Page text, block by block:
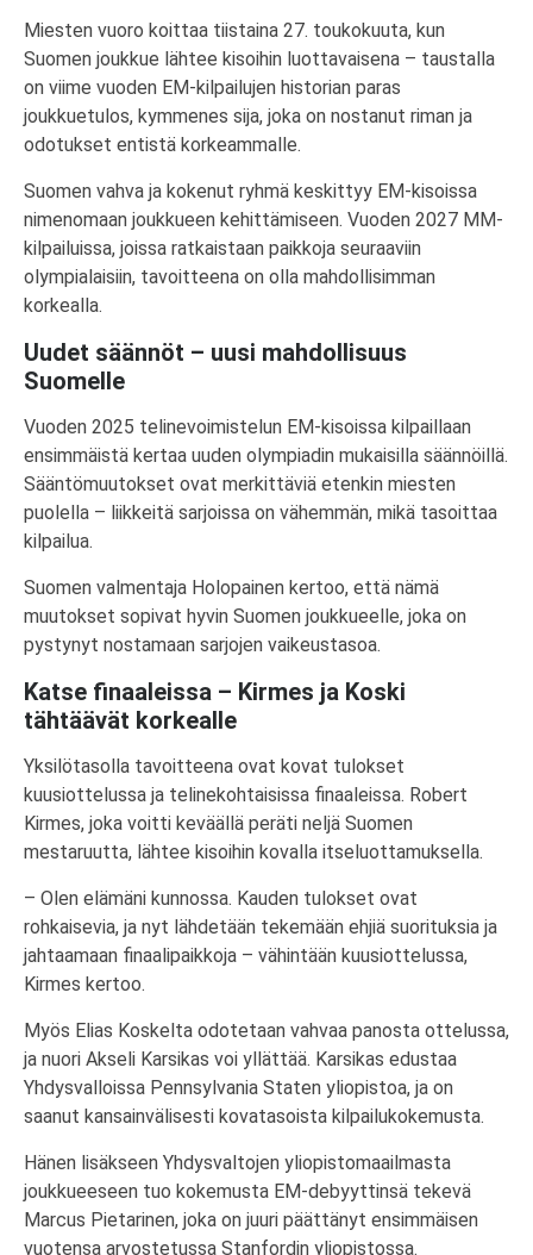
Miesten vuoro koittaa tiistaina 27. toukokuuta, kun
Suomen joukkue lähtee kisoihin luottavaisena – taustalla
on viime vuoden EM-kilpailujen historian paras
joukkuetulos, kymmenes sija, joka on nostanut riman ja
odotukset entistä korkeammalle.
Suomen vahva ja kokenut ryhmä keskittyy EM-kisoissa
nimenomaan joukkueen kehittämiseen. Vuoden 2027 MM-
kilpailuissa, joissa ratkaistaan paikkoja seuraaviin
olympialaisiin, tavoitteena on olla mahdollisimman
korkealla.
Uudet säännöt – uusi mahdollisuus
Suomelle
Vuoden 2025 telinevoimistelun EM-kisoissa kilpaillaan
ensimmäistä kertaa uuden olympiadin mukaisilla säännöillä.
Sääntömuutokset ovat merkittäviä etenkin miesten
puolella – liikkeitä sarjoissa on vähemmän, mikä tasoittaa
kilpailua.
Suomen valmentaja Holopainen kertoo, että nämä
muutokset sopivat hyvin Suomen joukkueelle, joka on
pystynyt nostamaan sarjojen vaikeustasoa.
Katse finaaleissa – Kirmes ja Koski
tähtäävät korkealle
Yksilötasolla tavoitteena ovat kovat tulokset
kuusiottelussa ja telinekohtaisissa finaaleissa. Robert
Kirmes, joka voitti keväällä peräti neljä Suomen
mestaruutta, lähtee kisoihin kovalla itseluottamuksella.
– Olen elämäni kunnossa. Kauden tulokset ovat
rohkaisevia, ja nyt lähdetään tekemään ehjiä suorituksia ja
jahtaamaan finaalipaikkoja – vähintään kuusiottelussa,
Kirmes kertoo.
Myös Elias Koskelta odotetaan vahvaa panosta ottelussa,
ja nuori Akseli Karsikas voi yllättää. Karsikas edustaa
Yhdysvalloissa Pennsylvania Staten yliopistoa, ja on
saanut kansainvälisesti kovatasoista kilpailukokemusta.
Hänen lisäkseen Yhdysvaltojen yliopistomaailmasta
joukkueeseen tuo kokemusta EM-debyyttinsä tekevä
Marcus Pietarinen, joka on juuri päättänyt ensimmäisen
vuotensa arvostetussa Stanfordin yliopistossa.